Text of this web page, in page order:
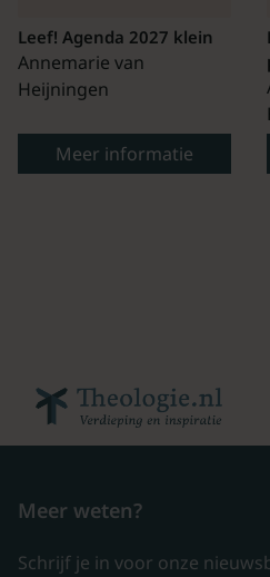
Leef! Agenda 2027 klein
Annemarie van
Heijningen
Meer informatie
Meer weten?
Schrijf je in voor onze